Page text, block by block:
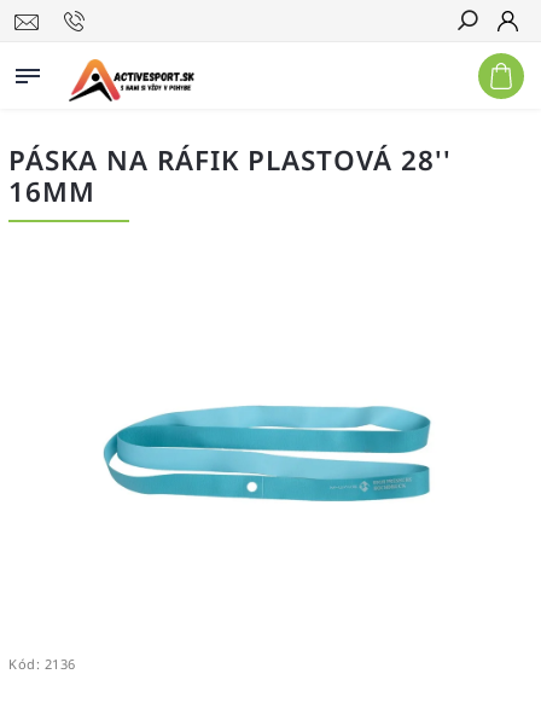
Hľadať
PÁSKA NA RÁFIK PLASTOVÁ 28''
16MM
Kód: 2136